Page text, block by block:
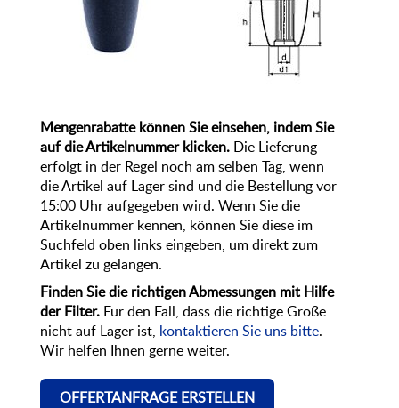
Mengenrabatte können Sie einsehen, indem Sie
auf die Artikelnummer klicken.
Die Lieferung
erfolgt in der Regel noch am selben Tag, wenn
die Artikel auf Lager sind und die Bestellung vor
15:00 Uhr aufgegeben wird. Wenn Sie die
Artikelnummer kennen, können Sie diese im
Suchfeld oben links eingeben, um direkt zum
Artikel zu gelangen.
Finden Sie die richtigen Abmessungen mit Hilfe
der Filter. Für den Fall, dass die richtige Größe
nicht auf Lager ist,
kontaktieren Sie uns bitte.
Wir helfen Ihnen gerne weiter.
OFFERTANFRAGE ERSTELLEN